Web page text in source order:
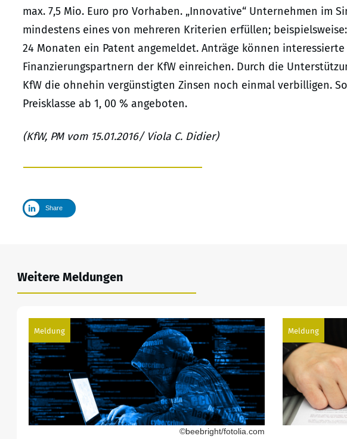
max. 7,5 Mio. Euro pro Vorhaben. „Innovative“ Unternehmen im
mindestens eines von mehreren Kriterien erfüllen;
24 Monaten ein Patent angemeldet. Anträge können
Finanzierungspartnern der KfW einreichen. Durch die
KfW die ohnehin vergünstigten Zinsen noch einmal verbilligen.
Preisklasse ab 1, 00 % angeboten.
(KfW, PM vom 15.01.2016/ Viola C. Didier)
Share
Weitere Meldungen
Meldung
©beebright/fotolia.com
Meldung